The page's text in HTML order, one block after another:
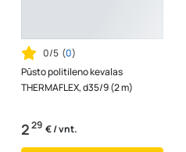
0/5 (0)
Pūsto politileno kevalas
THERMAFLEX, d35/9 (2 m)
229 € / vnt.